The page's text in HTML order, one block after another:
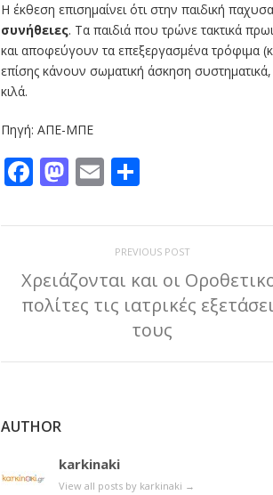
Η έκθεση επισημαίνει ότι στην παιδική
συνήθειες. Τα παιδιά που τρώνε τακτικά
και αποφεύγουν τα επεξεργασμένα τρόφιμα
επίσης κάνουν σωματική άσκηση
κιλά.
Πηγή: ΑΠΕ-ΜΠΕ
Facebook
Mastodon
Email
PREVIOUS POST
Χρειάζονται και οι
πολίτες τις ιατρικές
τους
AUTHOR
karkinaki
View all posts by karkinaki →